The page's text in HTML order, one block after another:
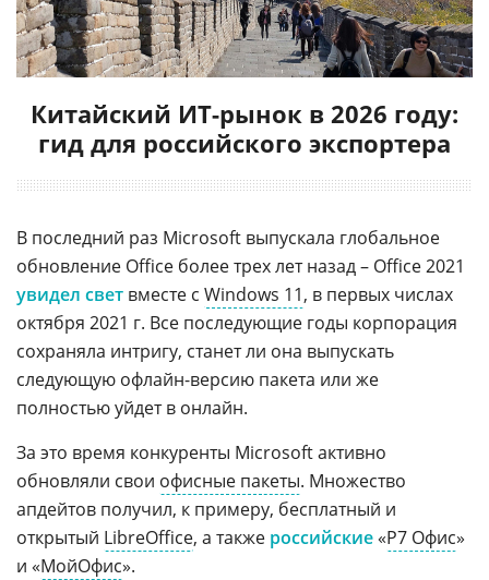
Китайский ИТ-рынок в 2026 году:
гид для российского экспортера
В последний раз Microsoft выпускала глобальное
обновление Office более трех лет назад – Office 2021
увидел свет вместе с Windows 11, в первых числах
октября 2021 г. Все последующие годы корпорация
сохраняла интригу, станет ли она выпускать
следующую офлайн-версию пакета или же
полностью уйдет в онлайн.
За это время конкуренты Microsoft активно
обновляли свои офисные пакеты. Множество
апдейтов получил, к примеру, бесплатный и
открытый LibreOffice, а также российские «Р7 Офис»
и «МойОфис».